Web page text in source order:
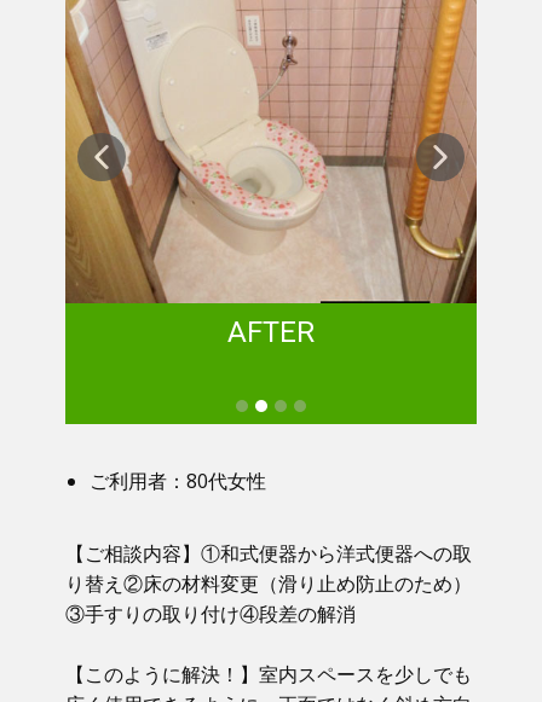
AFTER
ご利用者：80代女性
【ご相談内容】①​ 和式便器から洋式便器への取
り替え②床の材料変更（滑り止め防止のため）
③手すりの取り付け④段差の解消
【このように解決！】​​ 室内スペースを少しでも